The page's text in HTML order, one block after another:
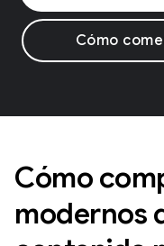
Cómo
Cómo
modernos